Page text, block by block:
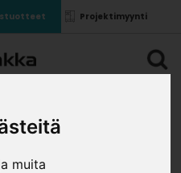
muita
Projektimyynti